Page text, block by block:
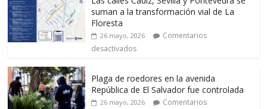
suman a la transformación vial de La
Floresta
26 mayo, 2026
Comentarios
desactivados
Plaga de roedores en la avenida
República de El Salvador fue controlada
26 mayo, 2026
Comentarios